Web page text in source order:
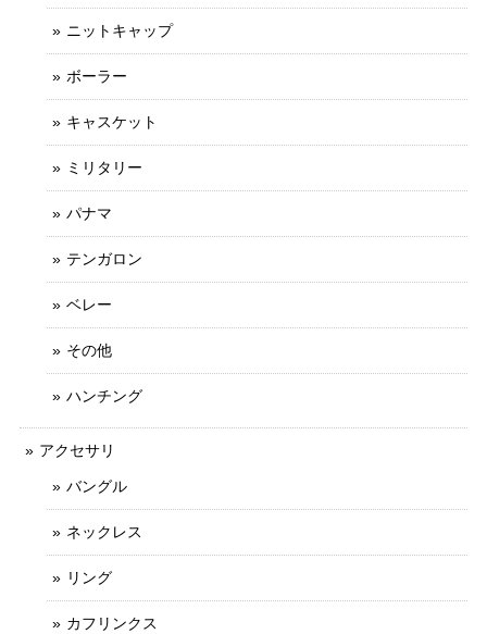
ニットキャップ
ボーラー
キャスケット
ミリタリー
パナマ
テンガロン
ベレー
その他
ハンチング
アクセサリ
バングル
ネックレス
リング
カフリンクス